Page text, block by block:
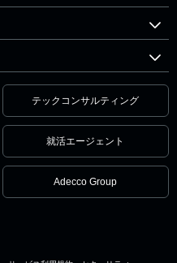
テックコンサルティング
就活エージェント
Adecco Group